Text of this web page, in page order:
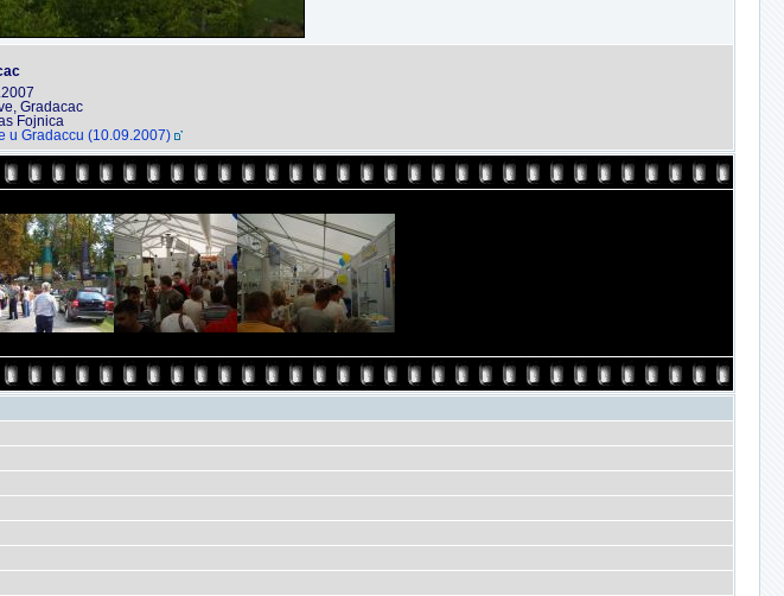
Gradacac
Fojnica
u Gradaccu (10.09.2007)